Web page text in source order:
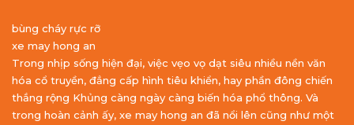
bùng cháy rực rỡ
xe may hong an
Trong nhịp sống hiện đại, việc vẹo vọ dạt siêu nhiều nền văn
hóa cổ truyền, đẳng cấp hình tiêu khiển, hay phần đông chiến
thắng rộng Khủng càng ngày càng biến hóa phổ thông. Và
trong hoàn cảnh ấy, xe may hong an đã nổi lên cũng như một